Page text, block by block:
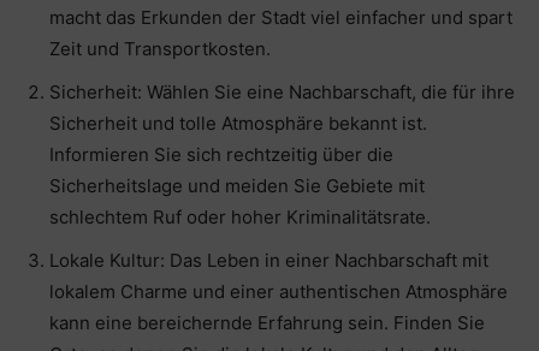
macht das Erkunden der Stadt viel einfacher und spart
Zeit und Transportkosten.
Sicherheit: Wählen Sie eine Nachbarschaft, die für ihre
Sicherheit und tolle Atmosphäre bekannt ist.
Informieren Sie sich rechtzeitig über die
Sicherheitslage und meiden Sie Gebiete mit
schlechtem Ruf oder hoher Kriminalitätsrate.
Lokale Kultur: Das Leben in einer Nachbarschaft mit
lokalem Charme und einer authentischen Atmosphäre
kann eine bereichernde Erfahrung sein. Finden Sie